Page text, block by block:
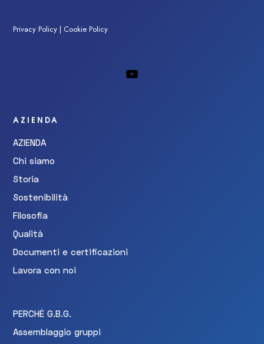
Privacy Policy | Cookie Policy
AZIENDA
AZIENDA
Chi siamo
Storia
Sostenibilità
Filosofia
Qualità
Documenti e certificazioni
Lavora con noi
PERCHÈ G.B.G.
Assemblaggio gruppi